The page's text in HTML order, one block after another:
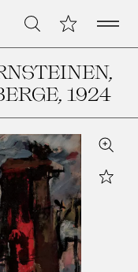
Suche Meine Open
, 1924
Zoom
Star